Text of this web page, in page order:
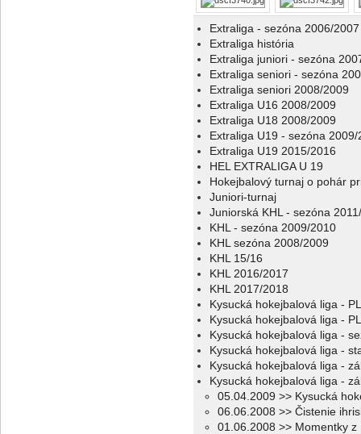
Extraliga - sezóna 2006/2007
Extraliga história
Extraliga juniori - sezóna
Extraliga seniori - sezóna
Extraliga seniori 2008/2009
Extraliga U16 2008/2009
Extraliga U18 2008/2009
Extraliga U19 - sezóna 2009/
Extraliga U19 2015/2016
HEL EXTRALIGA U 19
Hokejbalový turnaj o pohár
Juniori-turnaj
Juniorská KHL - sezóna
KHL - sezóna 2009/2010
KHL sezóna 2008/2009
KHL 15/16
KHL 2016/2017
KHL 2017/2018
Kysucká hokejbalová liga -
Kysucká hokejbalová liga -
Kysucká hokejbalová liga -
Kysucká hokejbalová liga -
Kysucká hokejbalová liga -
Kysucká hokejbalová liga -
05.04.2009 >> Kysucká
06.06.2008 >> Čistenie
01.06.2008 >> Momentky z